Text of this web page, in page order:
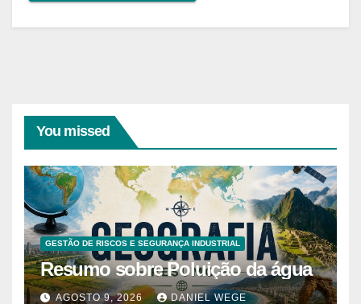
You missed
GESTÃO DE RISCOS E SEGURANÇA INDUSTRIAL
Resumo sobre Poluição da água
AGOSTO 9, 2026 DANIEL WEGE